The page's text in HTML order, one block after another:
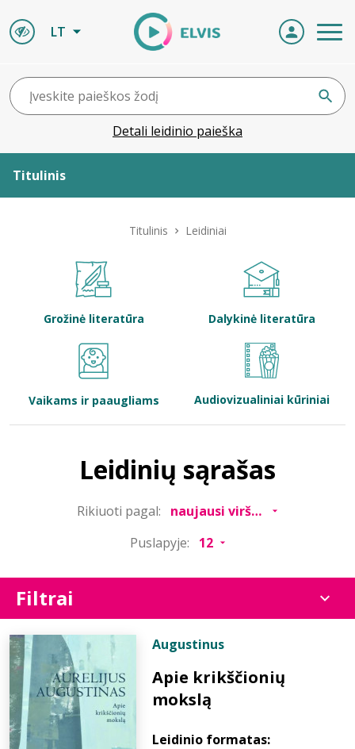
LT
Detali leidinio paieška
Titulinis
Bibliotekoms
Titulinis Leidiniai
Grožinė literatūra Dalykinė literatūra
Vaikams ir paaugliams Audiovizualiniai kūriniai
Leidinių sąrašas
Rikiuoti pagal:
Puslapyje:
Filtrai
Augustinus
Apie krikščionių
mokslą
Leidinio formatas: